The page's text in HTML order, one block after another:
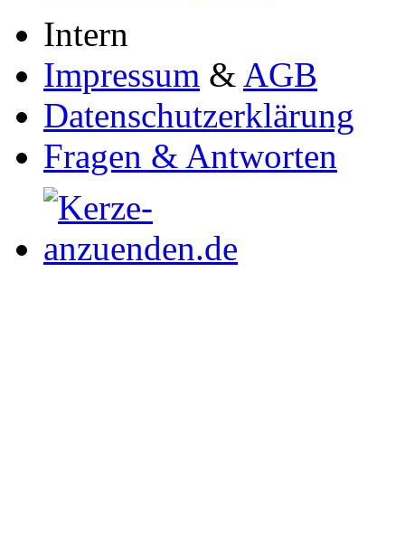
Intern
Impressum & AGB
Datenschutzerklärung
Fragen & Antworten